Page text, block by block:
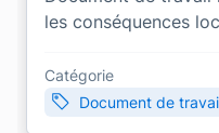
les conséquences
Catégorie
Document de